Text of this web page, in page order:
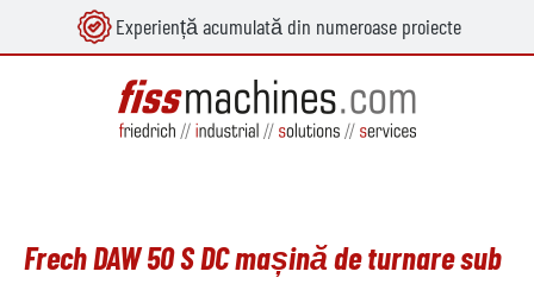
principal Experiență acumulată din numeroase proiecte
Frech DAW 50 S DC mașină de turnare sub